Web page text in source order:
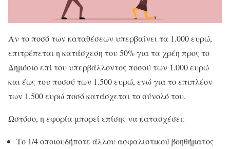
Αν το ποσό των καταθέσεων υπερβαίνει τα 1.000 ευρώ,
επιτρέπεται η κατάσχεση του 50% για τα χρέη προς το
Δημόσιο επί του υπερβάλλοντος ποσού των 1.000 ευρώ
και έως του ποσού των 1.500 ευρώ, ενώ για το επιπλέον
των 1.500 ευρώ ποσό κατάσχεται το σύνολό του.
Ωστόσο, η εφορία μπορεί επίσης να κατασχέσει:
Το 1/4 οποιουδήποτε άλλου ασφαλιστικού βοηθήματος